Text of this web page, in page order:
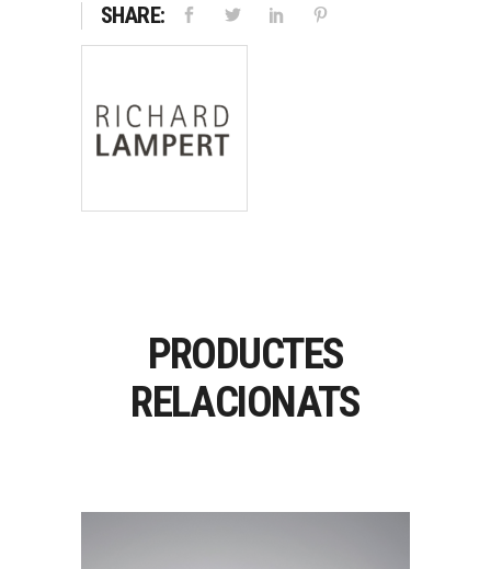
SHARE:
PRODUCTES
RELACIONATS